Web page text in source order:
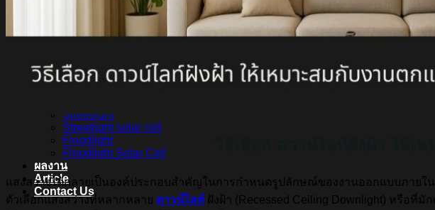
Garden Light
LED Swimming Pool Light
Linear Wall Washer
Streetlight
Streetlight solar cell
Floodlight
Floodlight Solar Cell
ผลงาน
Article
Contact Us
แสงสว่างได้กลายเป็นองค์ประกอบสำคัญในการกำหนดรูปลักษณ์ของงานออกแบบภาย
ตัวเลือกแสงสว่างที่หลากหลาย ดาวน์ไลท์ ฝังฝ้า (Recessed Ceiling Downlight) หรือที่มัก